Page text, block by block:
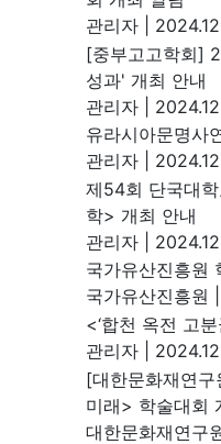
관리자
[중부고고학회]
성과' 개최 안내
관리자
유라시아문명사
관리자
제54회 단국대
학> 개최 안내
관리자
국가유산진흥원
국가유산진흥원
<‘합천 옥전 고
관리자
[대한문화재연
미래> 학술대회
대한문화재연구